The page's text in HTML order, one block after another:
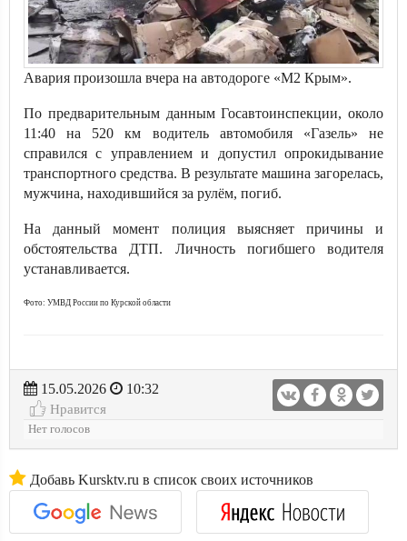
Авария произошла вчера на автодороге «М2 Крым».
По предварительным данным Госавтоинспекции, около
11:40 на 520 км водитель автомобиля «Газель» не
справился с управлением и допустил опрокидывание
транспортного средства. В результате машина загорелась,
мужчина, находившийся за рулём, погиб.
На данный момент полиция выясняет причины и
обстоятельства ДТП. Личность погибшего водителя
устанавливается.
Фото: УМВД России по Курской области
15.05.2026
10:32
Нравится
Нет голосов
Добавь Kursktv.ru в список своих источников